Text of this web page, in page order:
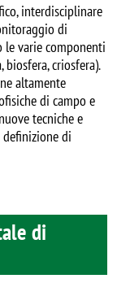
interdisciplinare
di
le varie componenti
biosfera, criosfera).
altamente
di campo e
tecniche e
di
di